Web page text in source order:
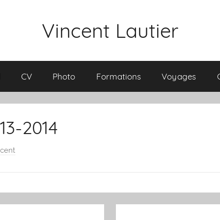
Vincent Lautier
CV Photo Formations Voyages
2014